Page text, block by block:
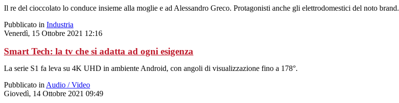
Il re del cioccolato lo conduce insieme alla moglie e ad Alessandro Greco. Protagonisti anche gli elettrodomestici del noto brand.
Pubblicato in Industria
Venerdì, 15 Ottobre 2021 12:16
Smart Tech: la tv che si adatta ad ogni esigenza
La serie S1 fa leva su 4K UHD in ambiente Android, con angoli di visualizzazione fino a 178°.
Pubblicato in Audio / Video
Giovedì, 14 Ottobre 2021 09:49